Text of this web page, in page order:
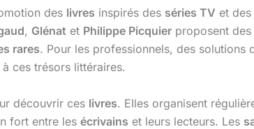
des livres inspirés des séries TV et des
, Glénat et Philippe Picquier proposent des
rares. Pour les professionnels, des solutions
ces trésors littéraires.
découvrir ces livres. Elles organisent
fort entre les écrivains et leurs lecteurs. Les